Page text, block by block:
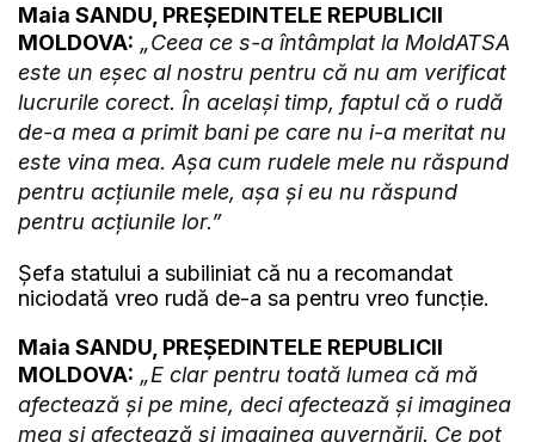
Maia SANDU, PREȘEDINTELE REPUBLICII
MOLDOVA: „Ceea ce s-a întâmplat la MoldATSA
este un eșec al nostru pentru că nu am verificat
lucrurile corect. În același timp, faptul că o rudă
de-a mea a primit bani pe care nu i-a meritat nu
este vina mea. Așa cum rudele mele nu răspund
pentru acțiunile mele, așa și eu nu răspund
pentru acțiunile lor.”
Șefa statului a subiliniat că nu a recomandat
niciodată vreo rudă de-a sa pentru vreo funcție.
Maia SANDU, PREȘEDINTELE REPUBLICII
MOLDOVA: „E clar pentru toată lumea că mă
afectează și pe mine, deci afectează și imaginea
mea și afectează și imaginea guvernării. Ce pot